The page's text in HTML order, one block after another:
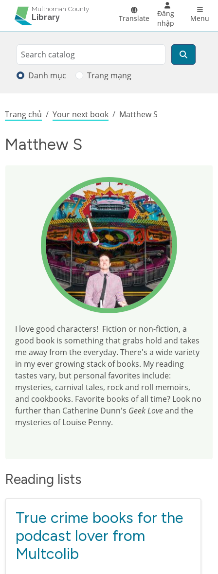
Skip to main content
Multnomah County
Library Translate
Đăng
nhập
Menu
Search
Tìm kiếm
Danh mục Trang mạng
Breadcrumb
Trang chủ Your next book Matthew S
Matthew S
I love good characters! Fiction or non-fiction, a
good book is something that grabs hold and takes
me away from the everyday. There's a wide variety
in my ever growing stack of books. My reading
tastes vary, but personal favorites include:
mysteries, carnival tales, rock and roll memoirs,
and cookbooks. Favorite books of all time? Look no
further than Catherine Dunn's Geek Loveand the
mysteries of Louise Penny.
Reading lists
True crime books for the
podcast lover from
Multcolib